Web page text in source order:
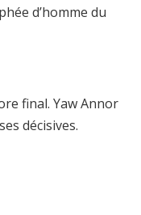
d’homme du
final. Yaw Annor
décisives.